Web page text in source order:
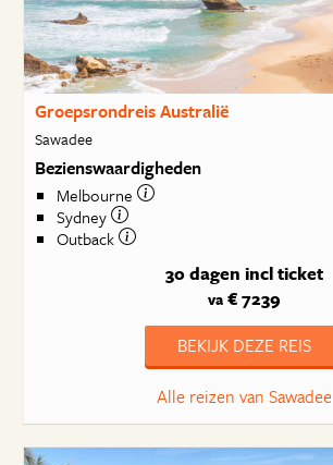
Groepsrondreis Australië
Sawadee
Bezienswaardigheden
Melbourne
Sydney
Outback
30 dagen incl ticket
va€ 7239
BEKIJK DEZE REIS
Alle reizen van Sawadee